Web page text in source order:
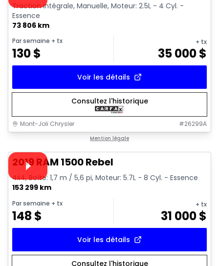
Traction intégrale, Manuelle, Moteur: 2.5L - 4 Cyl. -
Essence
73 806 km
Par semaine + tx
130$
+ tx
35 000$
Voir les détails
Consultez l'historique
Mont-Joli Chrysler #26299A
Mention légale
Vidéo disponible
2019 RAM 1500 Rebel
4x4, Boîte: 1,7 m / 5,6 pi, Moteur: 5.7L - 8 Cyl. - Essence
153 299 km
Par semaine + tx
148 $
+ tx
31 000$
Voir les détails
Consultez l'historique